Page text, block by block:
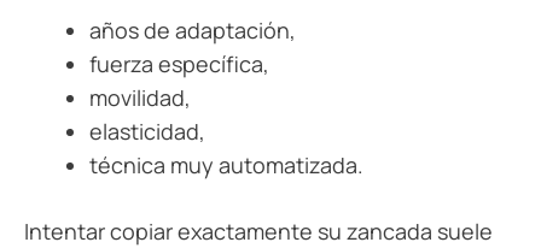
años de adaptación,
fuerza específica,
movilidad,
elasticidad,
técnica muy automatizada.
Intentar copiar exactamente su zancada suele